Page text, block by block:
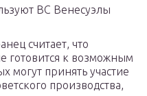
ВС Венесуэлы
считает, что
готовится к возможным
могут принять участие
производства,